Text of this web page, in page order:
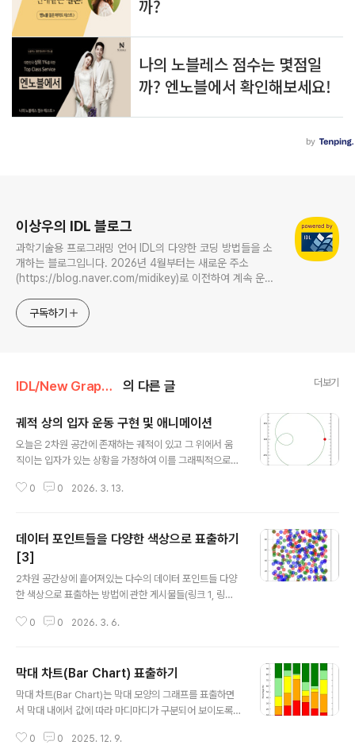
이상우의 IDL 블로그
과학기술용 프로그래밍 언어 IDL의 다양한 코딩 방법들을 소
개하는 블로그입니다. 2026년 4월부터는 새로운 주소
(https://blog.naver.com/midikey)로 이전하여 계속 운영
구독하기
IDL/New Graphics 의 다른 글 더보기
궤적 상의 입자 운동 구현 및 애니메이션
오늘은 2차원 공간에 존재하는 궤적이 있고 그 위에서 움
직이는 입자가 있는 상황을 가정하여 이를 그래픽적으로
는 예제를 소개하고자 합니다. 먼저 궤적을 구성하는 점들
pi/n] r = 0.5+COS(t) x = r*COS(t) y = r*SIN(t) HEL
P, x, y 여기서는 총 401개의 X축 및 Y축 좌표값들로 구성
된 배열 x 및 y를 정의하였습니다. 이러한 점들로 구성된
궤적을 그림으로 표출하기 위하여 다음과 같은 과정을 추
가로 실행합니다. sx = 600 sy = 600 win = WINDO
W(DIMENSIONS=[s..
0 0 2026. 3. 13.
데이터 포인트들을 다양한 색상으로 표출하기
[3]
2차원 공간상에 흩어져있는 다수의 데이터 포인트들 다양
한 색상으로 표출하는 방법에 관한 게시물들(링크 1, 링크
위하여 SCATTERPLOT 및 BUBBLEPLOT 함수를 사
고자 합니다. 먼저 예제 데이터를 생성하는 과정부터 시작
하면 다음과 같습니다. n = 100 x1 = RANDOMU(-1, n)
*100 y1 = RANDOMU(-2, n)*100 x2 = RANDOM
NDOMU(-5, n)*100 y3 = RANDOMU(-6, n)*100
0 0 2026. 3. 6.
막대 차트(Bar Chart) 표출하기
막대 차트(Bar Chart)는 막대 모양의 그래프를 표출하면
서 막대 내에서 값에 따라 마디마디가 구분되어 보이도록
림만 먼저 본다면 다음과 같습니다. 이 그림에서는 어떤 설
0 0 2025. 12. 9.